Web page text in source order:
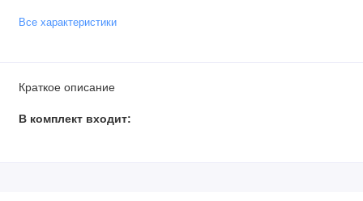
Все характеристики
Краткое описание
В комплект входит: